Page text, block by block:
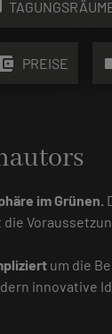
PREISE
im Grünen.
um die
innovative